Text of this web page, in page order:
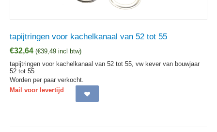
tapijtringen voor kachelkanaal van 52 tot 55
€32,64 (€39,49 incl btw)
tapijtringen voor kachelkanaal van 52 tot 55, vw kever van bouwjaar
52 tot 55
Worden per paar verkocht.
Mail voor levertijd